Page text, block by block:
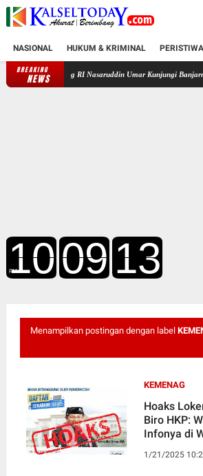
NASIONAL HUKUM & KRIMINAL PERISTIWA
BREAKING
NEWS
RI Nasaruddin Umar Kunjungi Banjarmasin, Kapolresta
Menampilkan postingan dengan label
KEMENAG
Hoaks
Biro HKP:
Infonya di
1/21/2025